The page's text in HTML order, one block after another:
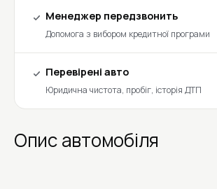
Менеджер передзвонить
Допомога з вибором кредитної програми
Перевірені авто
Юридична чистота, пробіг, історія ДТП
Опис автомобіля